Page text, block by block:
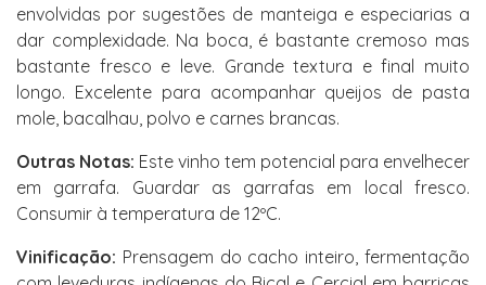
envolvidas por sugestões de manteiga e especiarias a
dar complexidade. Na boca, é bastante cremoso mas
bastante fresco e leve. Grande textura e final muito
longo. Excelente para acompanhar queijos de pasta
mole, bacalhau, polvo e carnes brancas.
Outras Notas: Este vinho tem potencial para envelhecer
em garrafa. Guardar as garrafas em local fresco.
Consumir à temperatura de 12ºC.
Vinificação: Prensagem do cacho inteiro, fermentação